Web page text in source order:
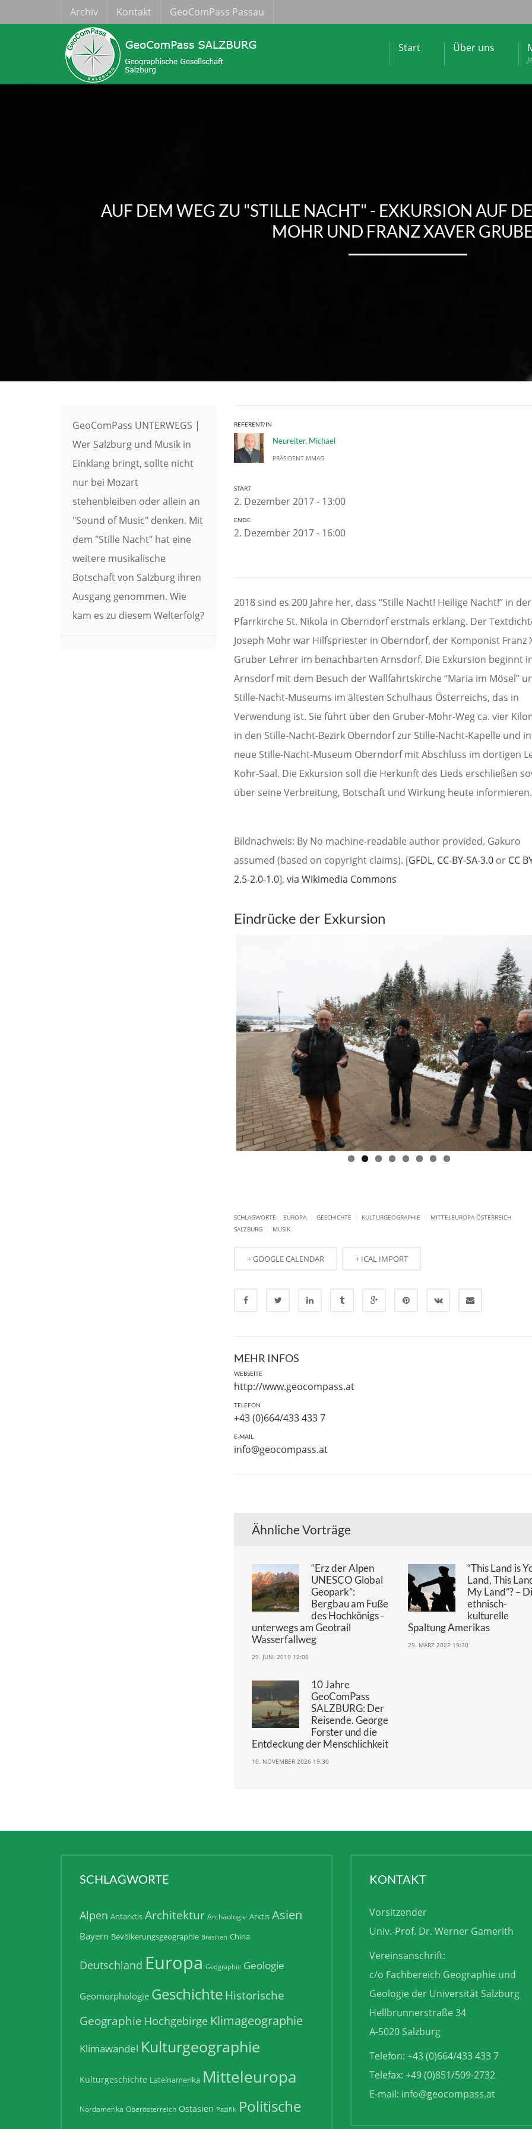
Archiv Kontakt GeoComPass Passau
Start Über uns
AUF DEM WEG ZU "STILLE NACHT" - EXKURSION AUF
MOHR UND FRANZ XAVER
GeoComPass UNTERWEGS |
Wer Salzburg und Musik in
Einklang bringt, sollte nicht
nur bei Mozart
stehenbleiben oder allein an
"Sound of Music" denken. Mit
dem "Stille Nacht" hat eine
weitere musikalische
Botschaft von Salzburg ihren
Ausgang genommen. Wie
kam es zu diesem Welterfolg?
REFERENT/IN
Neureiter, Michael
PRÄSIDENT MMAG
START
2. Dezember 2017 - 13:00
ENDE
2. Dezember 2017 - 16:00
2018 sind es 200 Jahre her, dass “Stille Nacht! Heilige Nacht!” in der
Pfarrkirche St. Nikola in Oberndorf erstmals erklang. Der
Joseph Mohr war Hilfspriester in Oberndorf, der Komponist Franz
Gruber Lehrer im benachbarten Arnsdorf. Die Exkursion beginnt
Arnsdorf mit dem Besuch der Wallfahrtskirche “Maria im Mösel”
Stille-Nacht-Museums im ältesten Schulhaus Österreichs, das in
Verwendung ist. Sie führt über den Gruber-Mohr-Weg ca. vier
in den Stille-Nacht-Bezirk Oberndorf zur Stille-Nacht-Kapelle und
neue Stille-Nacht-Museum Oberndorf mit Abschluss im dortigen
Kohr-Saal. Die Exkursion soll die Herkunft des Lieds erschließen
über seine Verbreitung, Botschaft und Wirkung heute informieren.
Bildnachweis: By No machine-readable author provided. Gakuro
assumed (based on copyright claims). [GFDL, CC-BY-SA-3.0 or CC
2.5-2.0-1.0],via Wikimedia Commons
Eindrücke der Exkursion
SCHLAGWORTE: EUROPA GESCHICHTE KULTURGEOGRAPHIE
MITTELEUROPA ÖSTERREICH
SALZBURG
MUSIK
+ GOOGLE CALENDAR + ICAL IMPORT
MEHR INFOS
WEBSEITE
http://www.geocompass.at
TELEFON
+43 (0)664/433 433 7
E-MAIL
info@geocompass.at
Ähnliche Vorträge
“Erz der Alpen
UNESCO Global
Geopark”:
Bergbau am Fuße
des Hochkönigs -
unterwegs am Geotrail
Wasserfallweg
29. JUNI 2019 12:00
“This Land is
Land, This
My Land”? –
ethnisch-
kulturelle
Spaltung Amerikas
29. MÄRZ 2022 19:30
10 Jahre
GeoComPass
SALZBURG: Der
Reisende. George
Forster und die
Entdeckung der Menschlichkeit
10. NOVEMBER 2026 19:30
SCHLAGWORTE
Alpen Antarktis Architektur Archäologie Arktis Asien
Bayern Bevölkerungsgeographie Brasilien China
Deutschland Europa Geographie Geologie
Geomorphologie GeschichteHistorische
Geographie Hochgebirge Klimageographie
Klimawandel Kulturgeographie
Kulturgeschichte Lateinamerika Mitteleuropa
Nordamerika Oberösterreich Ostasien Pazifik Politische
KONTAKT
Vorsitzender
Univ.-Prof. Dr. Werner Gamerith
Vereinsanschrift:
c/o Fachbereich Geographie und
Geologie der Universität Salzburg
Hellbrunnerstraße 34
A-5020 Salzburg
Telefon: +43 (0)664/433 433 7
Telefax: +49 (0)851/509-2732
E-mail: info@geocompass.at